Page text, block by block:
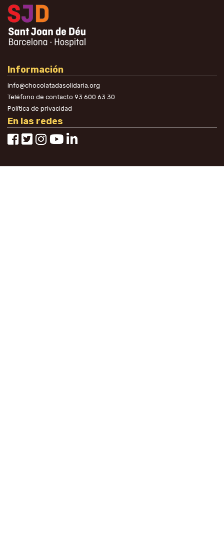
Información
info@chocolatadasolidaria.org
Teléfono de contacto 93 600 63 30
Política de privacidad
En las redes